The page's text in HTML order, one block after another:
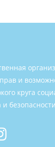
и
круга